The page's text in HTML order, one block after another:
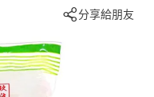
分享給朋友